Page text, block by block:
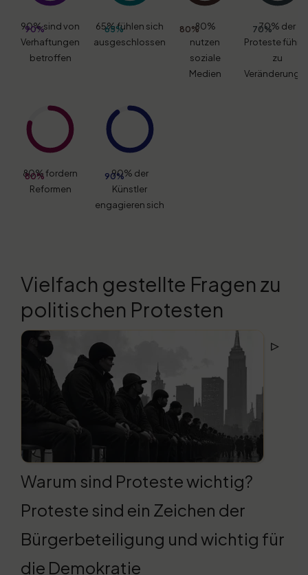
90%
90% sind von
Verhaftungen
betroffen
65%
65% fühlen sich
ausgeschlossen
80%80%
nutzen
soziale
Medien
70%
70% der
Proteste
zu
80%
80% fordern
Reformen
90%
90% der
Künstler
engagieren sich
Vielfach gestellte Fragen zu
politischen Protesten
▹
Warum sind Proteste wichtig?
Proteste sind ein Zeichen der
Bürgerbeteiligung und wichtig für
die Demokratie